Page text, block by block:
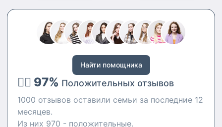
Найти помощника
👍🏻 97% Положительных отзывов
1000 отзывов оставили семьи за последние 12
месяцев.
Из них 970 - положительные.